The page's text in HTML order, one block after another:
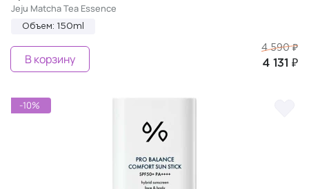
Jeju Matcha Tea Essence
Объем: 150ml
4 590 ₽
4 131 ₽
В корзину
-10%